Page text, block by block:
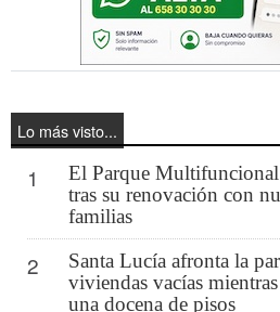
Lo más visto...
1
El Parque
tras su renovación con
familias
2
Santa Lucía afronta la
viviendas vacías
una docena de pisos